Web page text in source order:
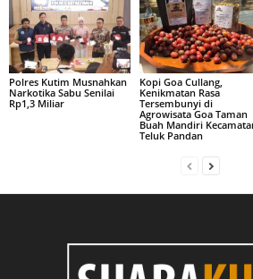
Polres Kutim Musnahkan
Narkotika Sabu Senilai
Rp1,3 Miliar
Kopi Goa Cullang,
Kenikmatan Rasa
Tersembunyi di
Agrowisata Goa Taman
Buah Mandiri
Teluk Pandan